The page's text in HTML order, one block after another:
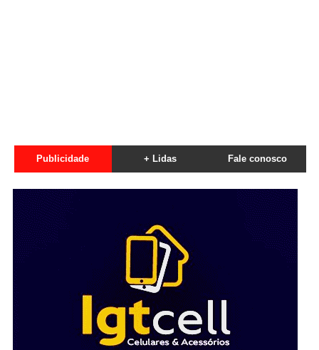
Publicidade + Lidas Fale conosco